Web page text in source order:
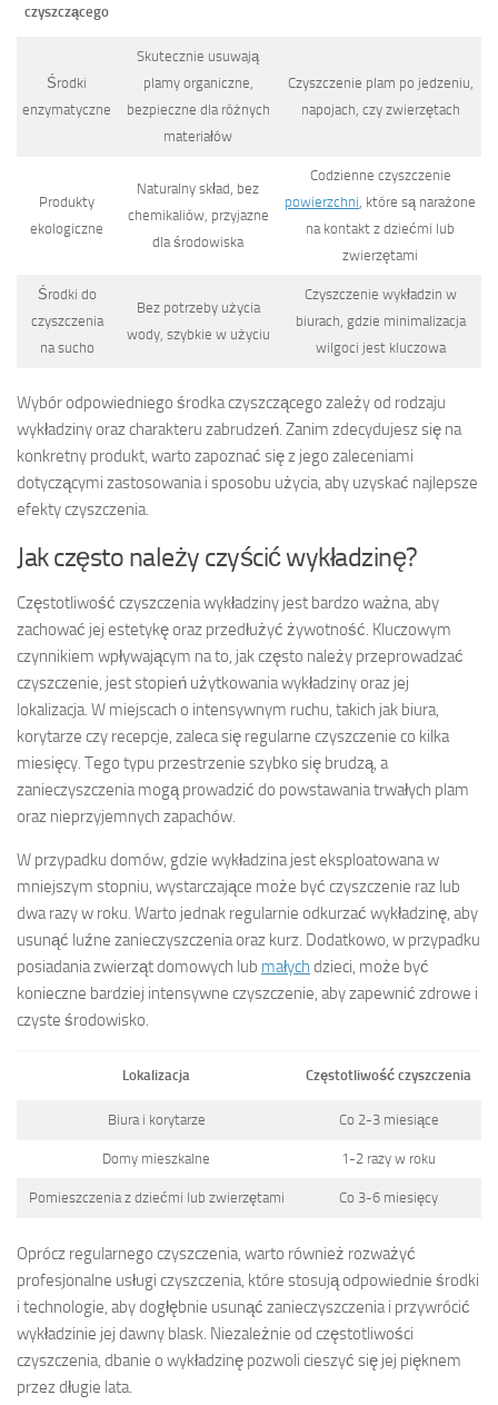
czyszczącego
Środki
enzymatyczne
Skutecznie usuwają
plamy organiczne,
bezpieczne dla różnych
materiałów
Czyszczenie plam po jedzeniu,
napojach, czy zwierzętach
Produkty
ekologiczne
Naturalny skład, bez
chemikaliów, przyjazne
dla środowiska
Codzienne czyszczenie
powierzchni , które są narażone
na kontakt z dziećmi lub
zwierzętami
Środki do
czyszczenia
na sucho
Bez potrzeby użycia
wody, szybkie w użyciu
Czyszczenie wykładzin w
biurach, gdzie minimalizacja
wilgoci jest kluczowa
Wybór odpowiedniego środka czyszczącego zależy od rodzaju
wykładziny oraz charakteru zabrudzeń. Zanim zdecydujesz się na
konkretny produkt, warto zapoznać się z jego zaleceniami
dotyczącymi zastosowania i sposobu użycia, aby uzyskać najlepsze
efekty czyszczenia.
Jak często należy czyścić wykładzinę?
Częstotliwość czyszczenia wykładziny jest bardzo ważna, aby
zachować jej estetykę oraz przedłużyć żywotność. Kluczowym
czynnikiem wpływającym na to, jak często należy przeprowadzać
czyszczenie, jest stopień użytkowania wykładziny oraz jej
lokalizacja. W miejscach o intensywnym ruchu, takich jak biura,
korytarze czy recepcje, zaleca się regularne czyszczenie co kilka
miesięcy. Tego typu przestrzenie szybko się brudzą, a
zanieczyszczenia mogą prowadzić do powstawania trwałych plam
oraz nieprzyjemnych zapachów.
W przypadku domów, gdzie wykładzina jest eksploatowana w
mniejszym stopniu, wystarczające może być czyszczenie raz lub
dwa razy w roku. Warto jednak regularnie odkurzać wykładzinę, aby
usunąć luźne zanieczyszczenia oraz kurz. Dodatkowo, w przypadku
posiadania zwierząt domowych lub małych dzieci, może być
konieczne bardziej intensywne czyszczenie, aby zapewnić zdrowe i
czyste środowisko.
Lokalizacja Częstotliwość czyszczenia
Biura i korytarze Co 2-3 miesiące
Domy mieszkalne 1-2 razy w roku
Pomieszczenia z dziećmi lub zwierzętami Co 3-6 miesięcy
Oprócz regularnego czyszczenia, warto również rozważyć
profesjonalne usługi czyszczenia, które stosują odpowiednie środki
i technologie, aby dogłębnie usunąć zanieczyszczenia i przywrócić
wykładzinie jej dawny blask. Niezależnie od częstotliwości
czyszczenia, dbanie o wykładzinę pozwoli cieszyć się jej pięknem
przez długie lata.